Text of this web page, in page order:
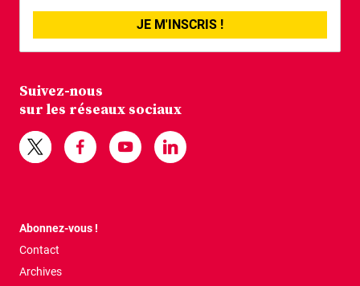
JE M'INSCRIS !
Suivez-nous
sur les réseaux sociaux
Abonnez-vous !
Contact
Archives